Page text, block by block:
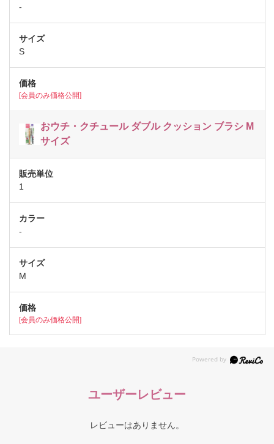
-
S
[会員のみ価格公開]
おウチ・クチュール ダブル クッション ブラシ M
サイズ
1
-
M
[会員のみ価格公開]
ユーザーレビュー
レビューはありません。